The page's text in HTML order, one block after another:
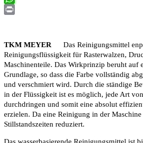
WhatsApp
TKM MEYER Das Reinigungsmittel
Reinigungsflüssigkeit für Rasterwalzen,
Maschinenteile. Das Wirkprinzip beruht auf
Grundlage, so dass die Farbe vollständig
und verschmiert wird. Durch die ständige
in der Flüssigkeit ist es möglich, jede Art
durchdringen und somit eine absolut
erzielen. Da eine Reinigung in der
Stillstandszeiten reduziert.